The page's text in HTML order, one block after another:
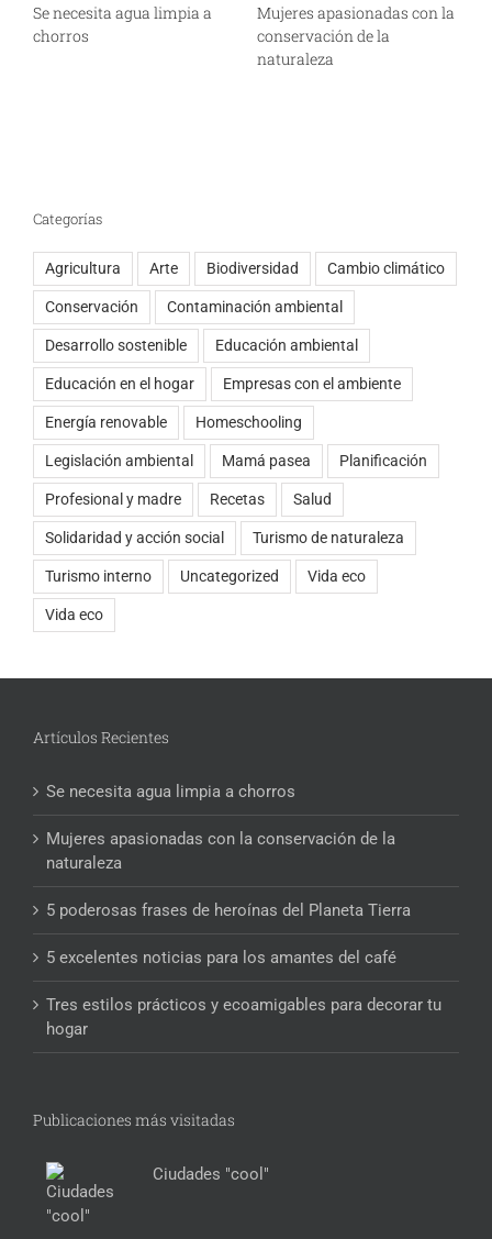
Se necesita agua limpia a
chorros
Mujeres apasionadas con la
conservación de la
naturaleza
Categorías
Agricultura Arte Biodiversidad Cambio climático
Conservación Contaminación ambiental
Desarrollo sostenible Educación ambiental
Educación en el hogar Empresas con el ambiente
Energía renovable Homeschooling
Legislación ambiental Mamá pasea Planificación
Profesional y madre Recetas Salud
Solidaridad y acción social Turismo de naturaleza
Turismo interno Uncategorized Vida eco
Vida eco
Artículos Recientes
Se necesita agua limpia a chorros
Mujeres apasionadas con la conservación de la
naturaleza
5 poderosas frases de heroínas del Planeta Tierra
5 excelentes noticias para los amantes del café
Tres estilos prácticos y ecoamigables para decorar tu
hogar
Publicaciones más visitadas
Ciudades "cool"